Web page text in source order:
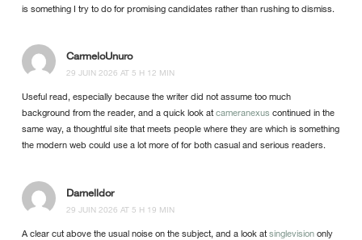
is something I try to do for promising candidates rather than rushing to dismiss.
CarmeloUnuro
29 JUIN 2026 AT 5 H 12 MIN
Useful read, especially because the writer did not assume too much
background from the reader, and a quick look atcameranexus continued in the
same way, a thoughtful site that meets people where they are which is something
the modern web could use a lot more of for both casual and serious readers.
Darnelldor
29 JUIN 2026 AT 5 H 19 MIN
A clear cut above the usual noise on the subject, and a look atsinglevisiononly